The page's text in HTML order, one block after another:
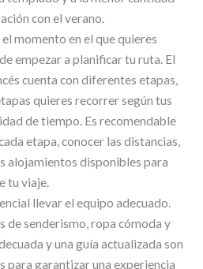
con el verano.
momento en el que quieres
empezar a planificar tu ruta. El
cuenta con diferentes etapas,
quieres recorrer según tus
de tiempo. Es recomendable
etapa, conocer las distancias,
alojamientos disponibles para
tu viaje.
llevar el equipo adecuado.
de senderismo, ropa cómoda y
y una guía actualizada son
para garantizar una experiencia